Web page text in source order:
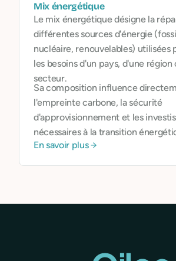
Mix énergétique
Le mix énergétique désigne la
différentes sources d'énergie
nucléaire, renouvelables) utilisées
les besoins d'un pays, d'une région
secteur.
Sa composition influence
l'empreinte carbone, la sécurité
d'approvisionnement et les
nécessaires à la transition
En savoir plus